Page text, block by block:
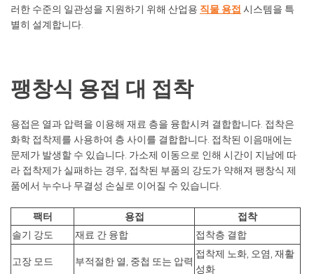
러한 수준의 일관성을 지원하기 위해 산업용 직물 용접 시스템을 특
별히 설계합니다.
팽창식 용접 대 접착
용접은 열과 압력을 이용해 재료 층을 융합시켜 결합합니다. 접착은
화학 접착제를 사용하여 층 사이를 결합합니다. 접착된 이음매에는
문제가 발생할 수 있습니다. 가소제 이동으로 인해 시간이 지남에 따
라 접착제가 실패하는 경우, 접착된 부품의 강도가 약해져 팽창식 제
품에서 누수나 무결성 손실로 이어질 수 있습니다.
팩터 용접
접착
솔기 강도
재료 간 융합 접착층 결합
고장 모드 부적절한 열, 중첩 또는 압력
접착제 노화, 오염, 재활
성화